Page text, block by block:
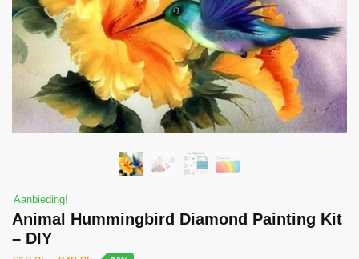
Aanbieding!
Animal Hummingbird Diamond Painting Kit
– DIY